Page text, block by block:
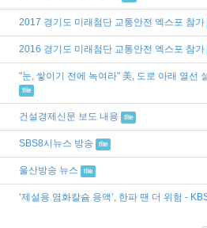
2017 경기도 미래첨단 교통안전 엑스포 참가
2016 경기도 미래첨단 교통안전 엑스포 참가
"눈, 쌓이기 전에 녹여라" 美, 도로 아래 열선
file
건설경제신문 보도 내용 file
SBS8시뉴스 방송 file
울산방송 뉴스 file
‘제설용 염화칼슘 용액’, 한파 땐 더 위험 -